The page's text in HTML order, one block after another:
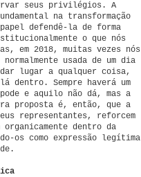
seus privilégios. A
na transformação
defendê-la de forma
o que nós
em 2018, muitas vezes nós
usada de um dia
lugar a qualquer coisa,
dentro. Sempre haverá um
e aquilo não dá, mas a
proposta é, então, que a
representantes, reforcem
organicamente dentro da
os como expressão legítima